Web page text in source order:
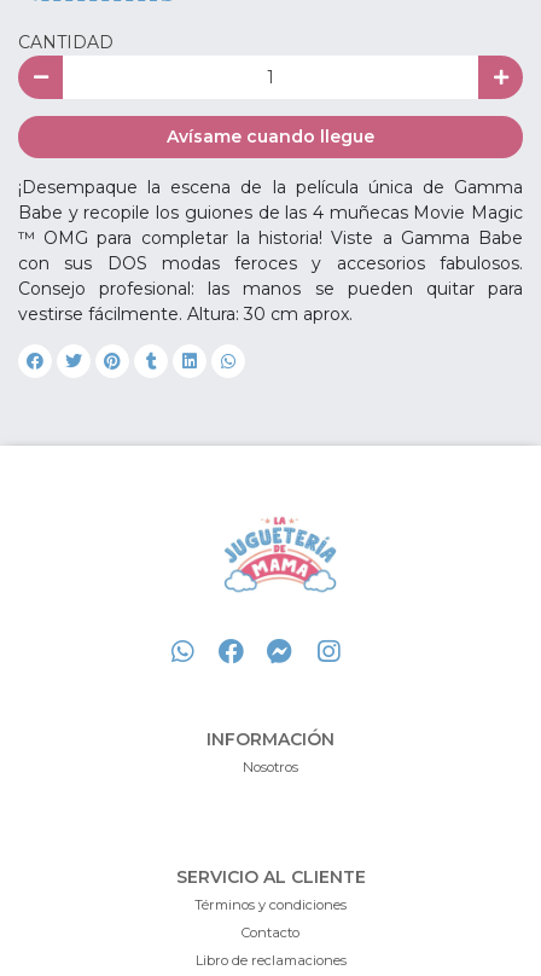
CANTIDAD
Avísame cuando llegue
¡Desempaque la escena de la película única de Gamma
Babe y recopile los guiones de las 4 muñecas Movie Magic
™ OMG para completar la historia! Viste a Gamma Babe
con sus DOS modas feroces y accesorios fabulosos.
Consejo profesional: las manos se pueden quitar para
vestirse fácilmente. Altura: 30 cm aprox.
INFORMACIÓN
Nosotros
SERVICIO AL CLIENTE
Términos y condiciones
Contacto
Libro de reclamaciones